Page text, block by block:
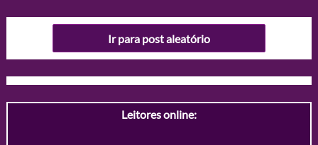
Ir para post aleatório
Leitores online: